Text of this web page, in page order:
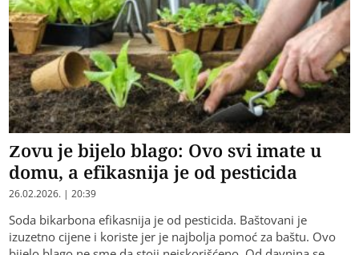
Zovu je bijelo blago: Ovo svi imate u
domu, a efikasnija je od pesticida
26.02.2026. | 20:39
Soda bikarbona efikasnija je od pesticida. Baštovani je
izuzetno cijene i koriste jer je najbolja pomoć za baštu. Ovo